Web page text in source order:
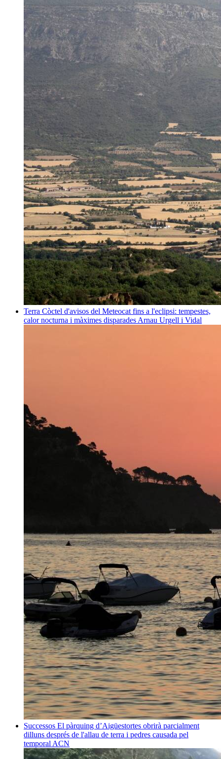
Terra Còctel d'avisos del Meteocat fins a l'eclipsi: tempestes,
calor nocturna i màximes disparades Arnau Urgell i Vidal
Successos El pàrquing d’Aigüestortes obrirà parcialment
dilluns després de l'allau de terra i pedres causada pel
temporal ACN